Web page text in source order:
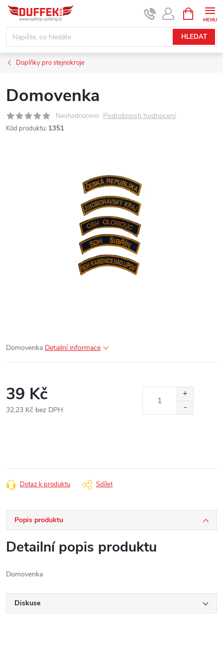
Přejít
obsah
HLEDAT
NÁKUPNÍ
KOŠÍK
Doplňky pro stejnokroje
Domovenka
Neohodnoceno Podrobnosti hodnocení
Kód produktu: 1351
Domovenka Detailní informace
39 Kč
32,23 Kč bez DPH
Dotaz k produktu Sdílet
Popis produktu
Detailní popis produktu
Domovenka
Diskuse